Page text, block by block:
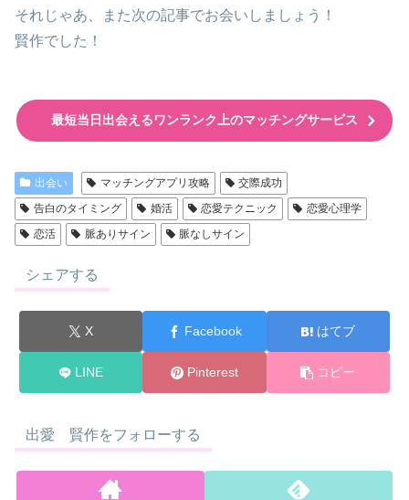
それじゃあ、また次の記事でお会いしましょう！
賢作でした！
最短当日出会えるワンランク上のマッチングサービス
出会い マッチングアプリ攻略
交際成功
告白のタイミング
婚活 恋愛テクニック
恋愛心理学
恋活
脈ありサイン 脈なしサイン
シェアする
X Facebook はてブ
LINE Pinterest コピー
出愛 賢作をフォローする